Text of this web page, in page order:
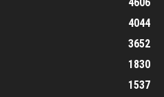
4044
3652
1830
1537